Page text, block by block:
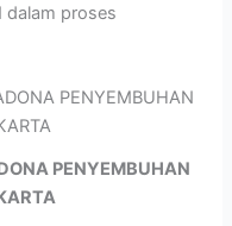
dalam proses
PENYEMBUHAN